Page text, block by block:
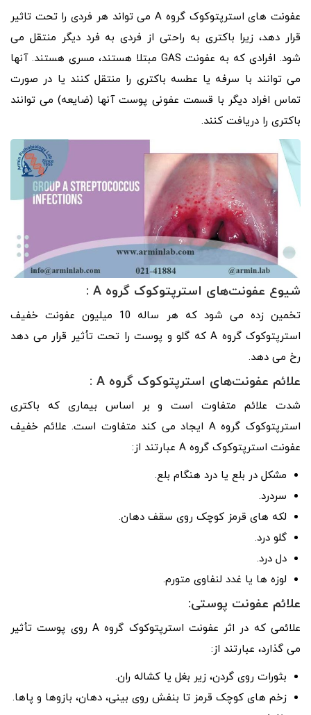
عفونت های استرپتوکوک گروه A می تواند هر فردی را تحت تاثیر
قرار دهد، زیرا باکتری به راحتی از فردی به فرد دیگر منتقل می
شود. افرادی که به عفونت GAS مبتلا هستند، مسری هستند. آنها
می توانند با سرفه یا عطسه باکتری را منتقل کنند یا در صورت
تماس افراد دیگر با قسمت عفونی پوست آنها (ضایعه) می توانند
باکتری را دریافت کنند.
شیوع عفونت‌های استرپتوکوک گروه A :
تخمین زده می شود که هر ساله 10 میلیون عفونت خفیف
استرپتوکوک گروه A که گلو و پوست را تحت تأثیر قرار می دهد
رخ می دهد.
علائم عفونت‌های استرپتوکوک گروه A :
شدت علائم متفاوت است و بر اساس بیماری که باکتری
استرپتوکوک گروه A ایجاد می کند متفاوت است. علائم خفیف
عفونت استرپتوکوک گروه A عبارتند از:
مشکل در بلع یا درد هنگام بلع.
سردرد.
لکه های قرمز کوچک روی سقف دهان.
گلو درد.
دل درد.
لوزه ها یا غدد لنفاوی متورم.
علائم عفونت پوستی:
علائمی که در اثر عفونت استرپتوکوک گروه A روی پوست تأثیر
می گذارد، عبارتند از:
بثورات روی گردن، زیر بغل یا کشاله ران.
زخم های کوچک قرمز تا بنفش روی بینی، دهان، بازوها و پاها.